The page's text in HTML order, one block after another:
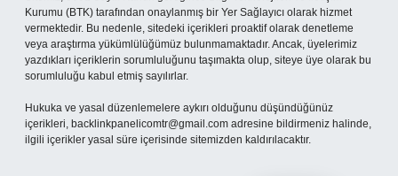
Kurumu (BTK) tarafından onaylanmış bir Yer Sağlayıcı olarak hizmet
vermektedir. Bu nedenle, sitedeki içerikleri proaktif olarak denetleme
veya araştırma yükümlülüğümüz bulunmamaktadır. Ancak, üyelerimiz
yazdıkları içeriklerin sorumluluğunu taşımakta olup, siteye üye olarak bu
sorumluluğu kabul etmiş sayılırlar.
Hukuka ve yasal düzenlemelere aykırı olduğunu düşündüğünüz
içerikleri, backlinkpanelicomtr@gmail.com adresine bildirmeniz halinde,
ilgili içerikler yasal süre içerisinde sitemizden kaldırılacaktır.